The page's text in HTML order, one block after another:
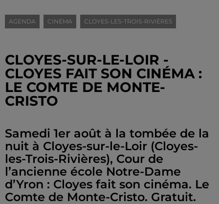
AGENDA CINÉMA CLOYES-LES-TROIS-RIVIÈRES
CLOYES-SUR-LE-LOIR -
CLOYES FAIT SON CINÉMA :
LE COMTE DE MONTE-
CRISTO
Samedi 1er août à la tombée de la
nuit à Cloyes-sur-le-Loir (Cloyes-
les-Trois-Rivières), Cour de
l’ancienne école Notre-Dame
d’Yron : Cloyes fait son cinéma. Le
Comte de Monte-Cristo. Gratuit.